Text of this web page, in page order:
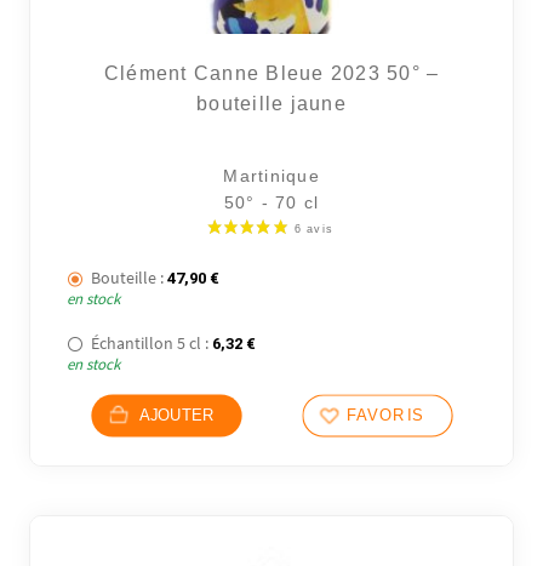
Clément Canne Bleue 2023 50° –
bouteille jaune
Martinique
50° - 70 cl
Bouteille : 47,90 €
en stock
Échantillon 5 cl : 6,32 €
en stock
AJOUTER FAVORIS